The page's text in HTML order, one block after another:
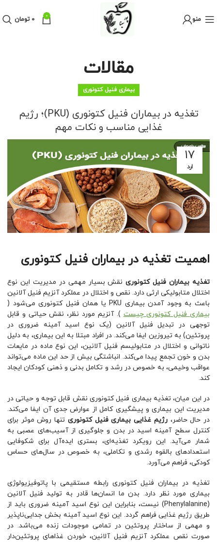
منو 0
0 تومان
مقالات
بیماری فنیل کتونوری
تغذیه در بیماران فنیل کتونوری (PKU)؛ رژیم
غذایی مناسب و نکات مهم
۱۷
ارد
اهمیت تغذیه در بیماران فنیل کتونوری
تغذیه بیماران فنیل کتونورینقش بسیار مهمی در مدیریت این نوع
اختلال متابولیکی ارثی دارد. نقص و اختلال در عملکرد آنزیم فنیل آلانین
باعث به وجود آمدن بیماری PKU یا همان فنیل کتونوری می‌شود (
بیماری فنیل کتونوری چیست). آنزیم مورد نظر، نقش حیاتی و قابل
توجهی در تبدیل فنیل آلانین (یک نوع اسید آمینه ضروری در
پروتئین) به تیروزین ایفا می‌کند. در افراد مبتلا به این بیماری، به دلیل
ناتوانی و اختلال در متابولیسم فنیل آلانین، این نوع ماده در مایعات
بدن و خون تجمع پیدا می‌کند. انباشتگی بیش از حد این ماده می‌تواند
عواقب وخیمی، به خصوص در رشد و تکامل بدنی و ذهنی کودکان ایجاد
کند.
در این میان، تغذیه بیماری فنیل کتونوری نقش قابل توجه و حیاتی در
مدیریت این بیماری و پیشگیری کامل از عوارض جدی آن ایفا می‌کند.
در حال حاضر،رژیم غذایی بیماری فنیل کتونوری تنها روش موثر برای
کنترل سطح آمینه ‌اسید در بدن و جلوگیری از آسیب‌های عصبی به
شمار می‌آید. این رویکرد تغذیه‌ای، بستری ایده‌آل برای شکوفایی
استعدادهای بالقوه رشدی و تکاملی، به خصوص در سال‌های حساس
کودکی، فراهم می‌آورد.
تغذیه در بیماران فنیل کتونوری رابطه مستقیمی با پاتوفیزیولوژی
بیماری مورد نظر دارد. بدن ما انسان‌ها قادر به تولید فنیل آلانین
(Phenylalanine) نیست، بنابراین این نوع اسید آمینه ضروری باید از
طریق رژیم غذایی فراهم گردد. این نوع اسید آمینه بخش جدایی‌ناپذیر
و مهمی از ساختار پروتئین در تمامی موجودات زنده می‌باشد. در
صورت نقص عملکرد آنزیم فنیل آلانین، خوردن غذاهای پروتئین‌دار